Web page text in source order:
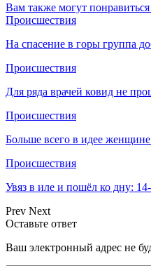
Вам также могут понравиться
Происшествия
На спасение в горы группа
Происшествия
Для ряда врачей ковид не
Происшествия
Больше всего в идее
Происшествия
Увяз в иле и пошёл ко дну:
Prev Next
Оставьте ответ
Ваш электронный адрес не